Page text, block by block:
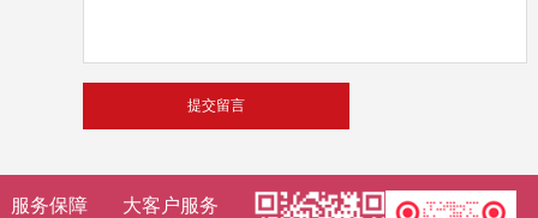
服务保障 大客户服务